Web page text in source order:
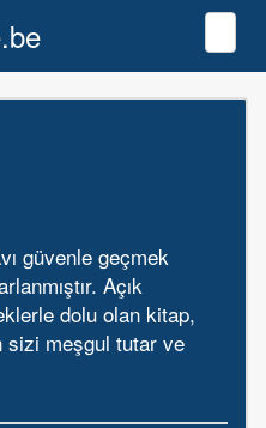
güvenle geçmek
Açık
dolu olan kitap,
sizi meşgul tutar ve